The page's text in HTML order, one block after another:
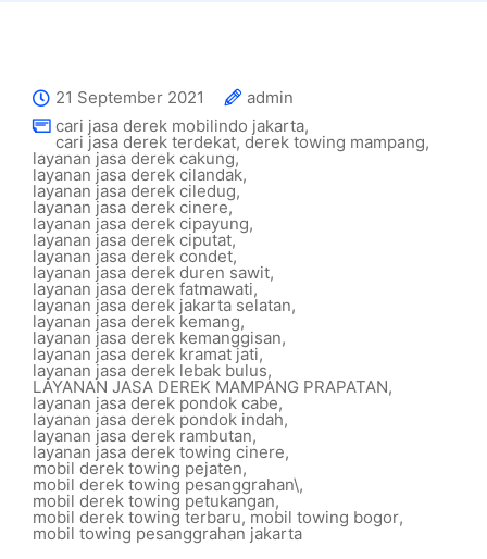
21 September 2021
admin
cari jasa derek mobilindo jakarta,
cari jasa derek terdekat, derek towing mampang,
layanan jasa derek cakung,
layanan jasa derek cilandak,
layanan jasa derek ciledug,
layanan jasa derek cinere,
layanan jasa derek cipayung,
layanan jasa derek ciputat,
layanan jasa derek condet,
layanan jasa derek duren sawit,
layanan jasa derek fatmawati,
layanan jasa derek jakarta selatan,
layanan jasa derek kemang,
layanan jasa derek kemanggisan,
layanan jasa derek kramat jati,
layanan jasa derek lebak bulus,
LAYANAN JASA DEREK MAMPANG PRAPATAN,
layanan jasa derek pondok cabe,
layanan jasa derek pondok indah,
layanan jasa derek rambutan,
layanan jasa derek towing cinere,
mobil derek towing pejaten,
mobil derek towing pesanggrahan\,
mobil derek towing petukangan,
mobil derek towing terbaru,mobil towing bogor,
mobil towing pesanggrahan jakarta